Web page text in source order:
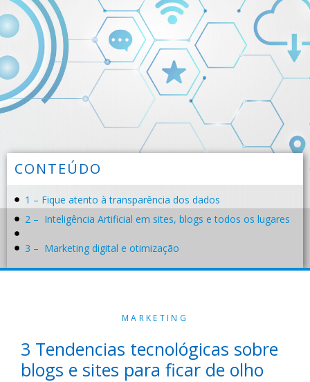
CONTEÚDO
1 – Fique atento à transparência dos dados
2 – Inteligência Artificial em sites, blogs e todos os lugares
3 – Marketing digital e otimização
MARKETING
3 Tendencias tecnológicas sobre
blogs e sites para ficar de olho